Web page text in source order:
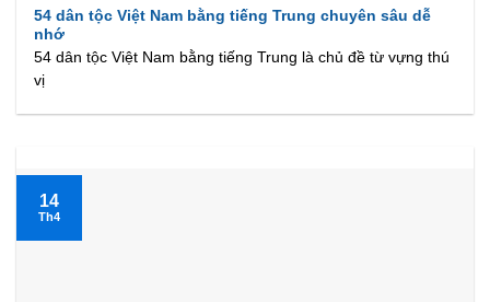
54 dân tộc Việt Nam bằng tiếng Trung chuyên sâu dễ
nhớ
54 dân tộc Việt Nam bằng tiếng Trung là chủ đề từ vựng thú
vị
14
Th4